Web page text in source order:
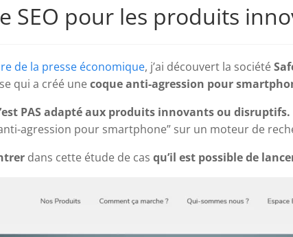
SEO pour les produits
de la presse économique, j’ai découvert la société
qui a créé unecoque anti-agression pour
PAS adapté aux produits innovants ou disruptifs.
agression pour smartphone” sur un moteur de
dans cette étude de cas qu’il est possible de